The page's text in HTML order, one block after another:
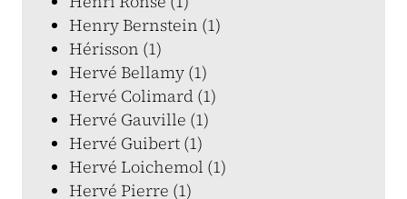
Henry Bernstein (1)
Hérisson (1)
Hervé Bellamy (1)
Hervé Colimard (1)
Hervé Gauville (1)
Hervé Guibert (1)
Hervé Loichemol (1)
Hervé Pierre (1)